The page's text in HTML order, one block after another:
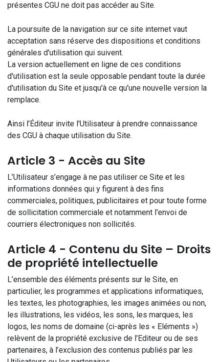
présentes CGU ne doit pas accéder au Site.
La poursuite de la navigation sur ce site internet vaut
acceptation sans réserve des dispositions et conditions
générales d'utilisation qui suivent.
La version actuellement en ligne de ces conditions
d'utilisation est la seule opposable pendant toute la durée
d'utilisation du Site et jusqu'à ce qu'une nouvelle version la
remplace.
Ainsi l’Éditeur invite l'Utilisateur à prendre connaissance
des CGU à chaque utilisation du Site.
Article 3 - Accès au Site
L’Utilisateur s’engage à ne pas utiliser ce Site et les
informations données qui y figurent à des fins
commerciales, politiques, publicitaires et pour toute forme
de sollicitation commerciale et notamment l'envoi de
courriers électroniques non sollicités.
Article 4 - Contenu du Site – Droits
de propriété intellectuelle
L’ensemble des éléments présents sur le Site, en
particulier, les programmes et applications informatiques,
les textes, les photographies, les images animées ou non,
les illustrations, les vidéos, les sons, les marques, les
logos, les noms de domaine (ci-après les « Eléments »)
relèvent de la propriété exclusive de l’Editeur ou de ses
partenaires, à l’exclusion des contenus publiés par les